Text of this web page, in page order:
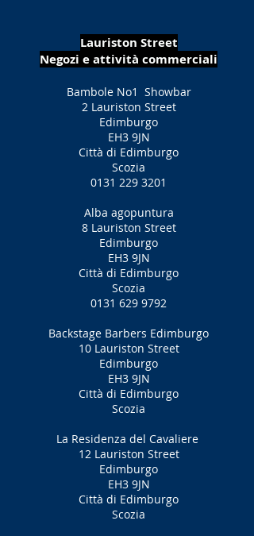
Lauriston Street
Negozi e attività commerciali
Bambole No1 Showbar
2 Lauriston Street
Edimburgo
EH3 9JN
Città di Edimburgo
Scozia
0131 229 3201
Alba agopuntura
8 Lauriston Street
Edimburgo
EH3 9JN
Città di Edimburgo
Scozia
0131 629 9792
Backstage Barbers Edimburgo
10 Lauriston Street
Edimburgo
EH3 9JN
Città di Edimburgo
Scozia
La Residenza del Cavaliere
12 Lauriston Street
Edimburgo
EH3 9JN
Città di Edimburgo
Scozia